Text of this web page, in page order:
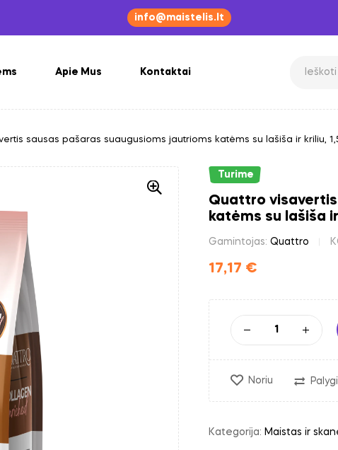
info@maistelis.lt
Apie Mus Kontaktai
sausas pašaras suaugusioms jautrioms katėms su lašiša ir kriliu,
Turime
Quattro
katėms su lašiša
Gamintojas: Quattro
17,17 €
Noriu
Kategorija: Maistas ir